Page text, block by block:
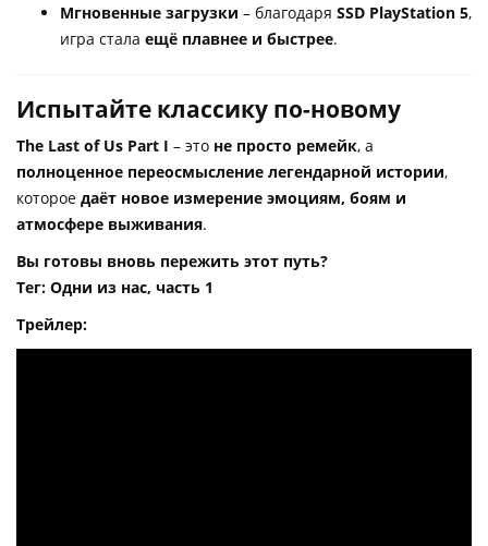
Мгновенные загрузки – благодаря SSD PlayStation 5,
игра стала ещё плавнее и быстрее.
Испытайте классику по-новому
The Last of Us Part I – это не просто ремейк, а
полноценное переосмысление легендарной истории,
которое даёт новое измерение эмоциям, боям и
атмосфере выживания.
Вы готовы вновь пережить этот путь?
Тег: Одни из нас, часть 1
Трейлер: